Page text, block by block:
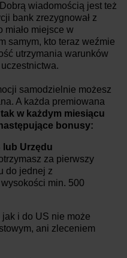
wiadomością jest też
bank zrezygnował z
miało miejsce w
samym, kto teraz weźmie
utrzymania warunków
samodzielnie możesz
A każda premiowana
I tak w każdym miesiącu
bonusy:
lub Urzędu
za pierwszy
do jednej z
min. 500
i do US nie może
ani zleceniem